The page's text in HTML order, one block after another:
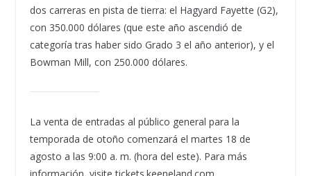
dos carreras en pista de tierra: el Hagyard Fayette (G2),
con 350.000 dólares (que este año ascendió de
categoría tras haber sido Grado 3 el año anterior), y el
Bowman Mill, con 250.000 dólares.
La venta de entradas al público general para la
temporada de otoño comenzará el martes 18 de
agosto a las 9:00 a. m. (hora del este). Para más